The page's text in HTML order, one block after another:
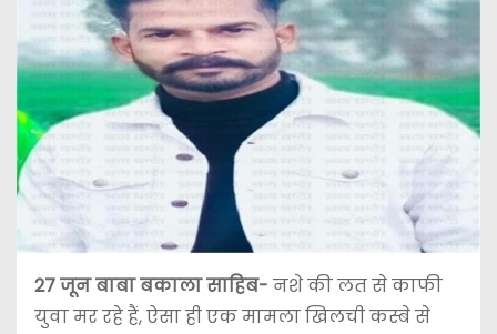
27 जून बाबा बकाला साहिब- नशे की लत से काफी
युवा मर रहे हैं, ऐसा ही एक मामला खिलची कस्बे से